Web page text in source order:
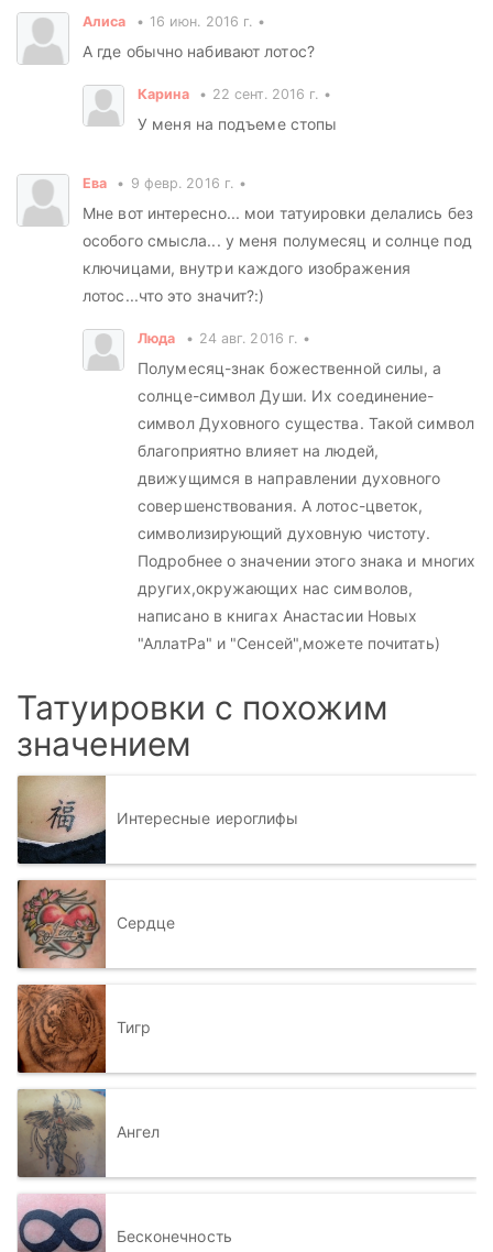
Алиса 16 июн. 2016 г.
А где обычно набивают лотос?
Карина 22 сент. 2016 г.
У меня на подъеме стопы
Ева 9 февр. 2016 г.
Мне вот интересно... мои татуировки делались без
особого смысла... у меня полумесяц и солнце под
ключицами, внутри каждого изображения
лотос...что это значит?:)
Люда 24 авг. 2016 г.
Полумесяц-знак божественной силы, а
солнце-символ Души. Их соединение-
символ Духовного существа. Такой символ
благоприятно влияет на людей,
движущимся в направлении духовного
совершенствования. А лотос-цветок,
символизирующий духовную чистоту.
Подробнее о значении этого знака и многих
других,окружающих нас символов,
написано в книгах Анастасии Новых
"АллатРа" и "Сенсей",можете почитать)
Татуировки с похожим
значением
Интересные иероглифы
Сердце
Тигр
Ангел
Бесконечность